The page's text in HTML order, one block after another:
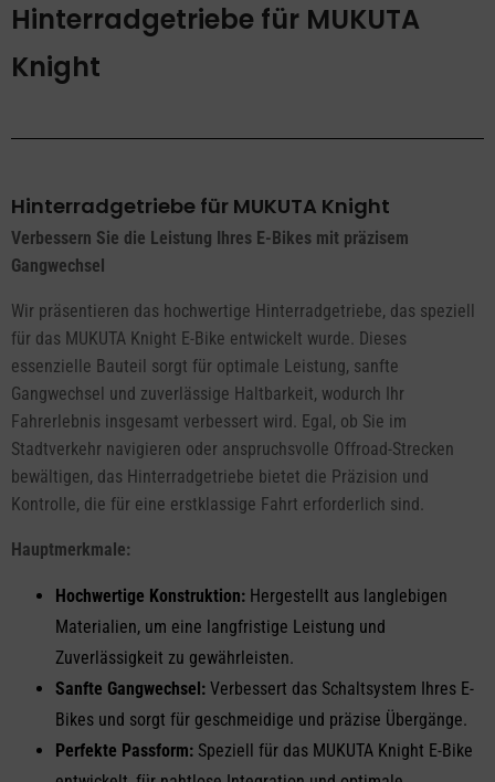
Hinterradgetriebe für MUKUTA
Knight
Hinterradgetriebe für MUKUTA Knight
Verbessern Sie die Leistung Ihres E-Bikes mit präzisem
Gangwechsel
Wir präsentieren das hochwertige Hinterradgetriebe, das speziell
für das MUKUTA Knight E-Bike entwickelt wurde. Dieses
essenzielle Bauteil sorgt für optimale Leistung, sanfte
Gangwechsel und zuverlässige Haltbarkeit, wodurch Ihr
Fahrerlebnis insgesamt verbessert wird. Egal, ob Sie im
Stadtverkehr navigieren oder anspruchsvolle Offroad-Strecken
bewältigen, das Hinterradgetriebe bietet die Präzision und
Kontrolle, die für eine erstklassige Fahrt erforderlich sind.
Hauptmerkmale:
Hochwertige Konstruktion: Hergestellt aus langlebigen
Materialien, um eine langfristige Leistung und
Zuverlässigkeit zu gewährleisten.
Sanfte Gangwechsel: Verbessert das Schaltsystem Ihres E-
Bikes und sorgt für geschmeidige und präzise Übergänge.
Perfekte Passform: Speziell für das MUKUTA Knight E-Bike